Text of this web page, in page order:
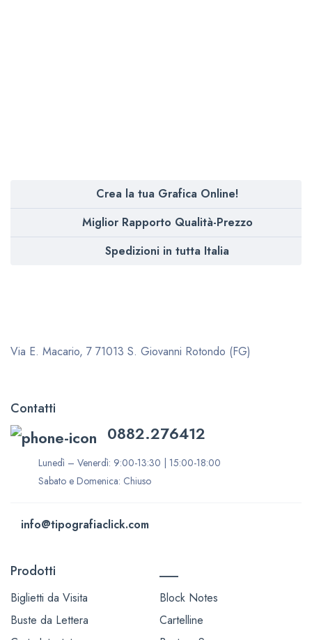
Crea la tua Grafica Online!
Miglior Rapporto Qualità-Prezzo
Spedizioni in tutta Italia
Via E. Macario, 7 71013 S. Giovanni Rotondo (FG)
Contatti
0882.276412
Lunedì – Venerdì: 9:00-13:30 | 15:00-18:00
Sabato e Domenica: Chiuso
info@tipografiaclick.com
Prodotti
Biglietti da Visita
Buste da Lettera
Block Notes
Cartelline